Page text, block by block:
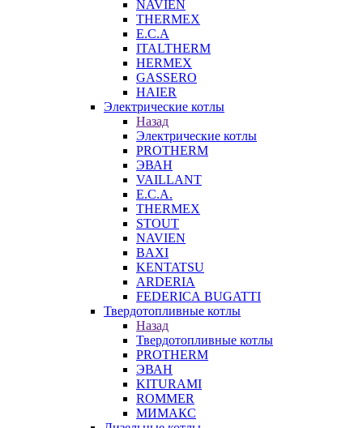
NAVIEN
THERMEX
E.C.A
ITALTHERM
HERMEX
GASSERO
HAIER
Электрические котлы
Назад
Электрические котлы
PROTHERM
ЭВАН
VAILLANT
E.C.A.
THERMEX
STOUT
NAVIEN
BAXI
KENTATSU
ARDERIA
FEDERICА BUGATTI
Твердотопливные котлы
Назад
Твердотопливные котлы
PROTHERM
ЭВАН
KITURAMI
ROMMER
МИМАКС